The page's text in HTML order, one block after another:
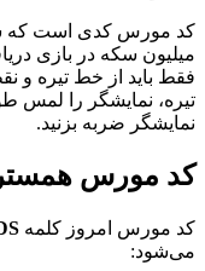
کد مورس کدی است که
میلیون سکه‌ در بازی
فقط باید از خط تیره و
تیره، نمایشگر را لمس
نمایشگر ضربه‌ بزنید.
کد مورس همستر
کد مورس امروز کلمه
می‌شود: